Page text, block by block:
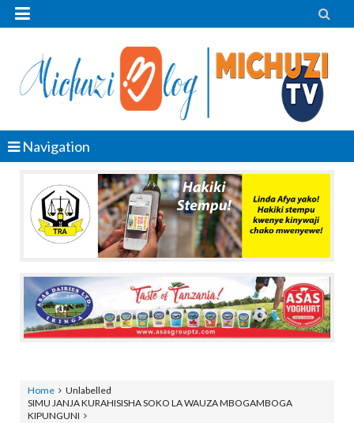
 
Navigation
Home
Unlabelled
SIMU JANJA KURAHISISHA SOKO LA WAUZA MBOGAMBOGA
KIPUNGUNI